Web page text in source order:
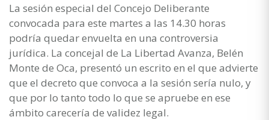
La sesión especial del Concejo Deliberante
convocada para este martes a las 14.30 horas
podría quedar envuelta en una controversia
jurídica. La concejal de La Libertad Avanza, Belén
Monte de Oca, presentó un escrito en el que advierte
que el decreto que convoca a la sesión sería nulo, y
que por lo tanto todo lo que se apruebe en ese
ámbito carecería de validez legal.